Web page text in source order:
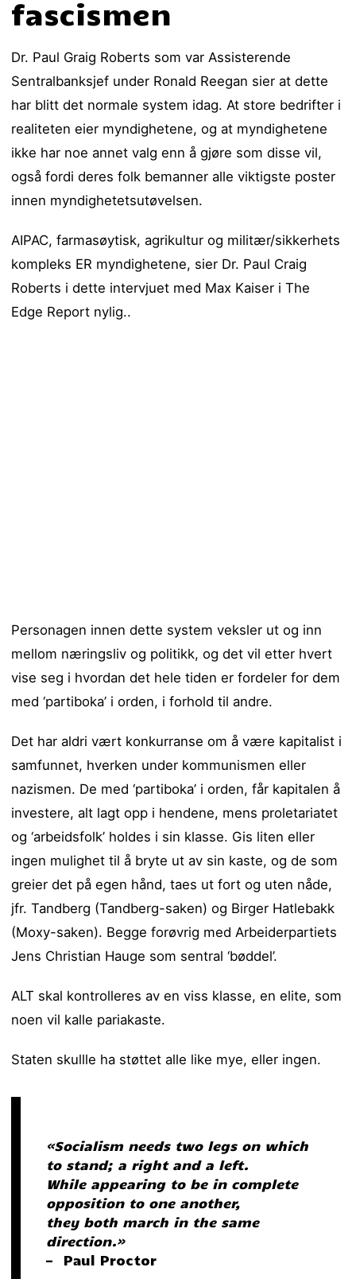
fascismen
Dr. Paul Graig Roberts som var Assisterende
Sentralbanksjef under Ronald Reegan sier at dette
har blitt det normale system idag. At store bedrifter i
realiteten eier myndighetene, og at myndighetene
ikke har noe annet valg enn å gjøre som disse vil,
også fordi deres folk bemanner alle viktigste poster
innen myndighetetsutøvelsen.
AIPAC, farmasøytisk, agrikultur og militær/sikkerhets
kompleks ER myndighetene, sier Dr. Paul Craig
Roberts i dette intervjuet med Max Kaiser i The
Edge Report nylig..
Personagen innen dette system veksler ut og inn
mellom næringsliv og politikk, og det vil etter hvert
vise seg i hvordan det hele tiden er fordeler for dem
med ‘partiboka’ i orden, i forhold til andre.
Det har aldri vært konkurranse om å være kapitalist i
samfunnet, hverken under kommunismen eller
nazismen. De med ‘partiboka’ i orden, får kapitalen å
investere, alt lagt opp i hendene, mens proletariatet
og ‘arbeidsfolk’ holdes i sin klasse. Gis liten eller
ingen mulighet til å bryte ut av sin kaste, og de som
greier det på egen hånd, taes ut fort og uten nåde,
jfr. Tandberg (Tandberg-saken) og Birger Hatlebakk
(Moxy-saken). Begge forøvrig med Arbeiderpartiets
Jens Christian Hauge som sentral ‘bøddel’.
ALT skal kontrolleres av en viss klasse, en elite, som
noen vil kalle pariakaste.
Staten skullle ha støttet alle like mye, eller ingen.
«Socialism needs two legs on which
to stand; a right and a left.
While appearing to be in complete
opposition to one another,
they both march in the same
direction.»
— Paul Proctor